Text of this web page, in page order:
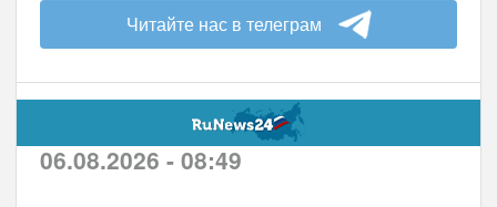
Читайте нас в телеграм
06.08.2026 - 08:49